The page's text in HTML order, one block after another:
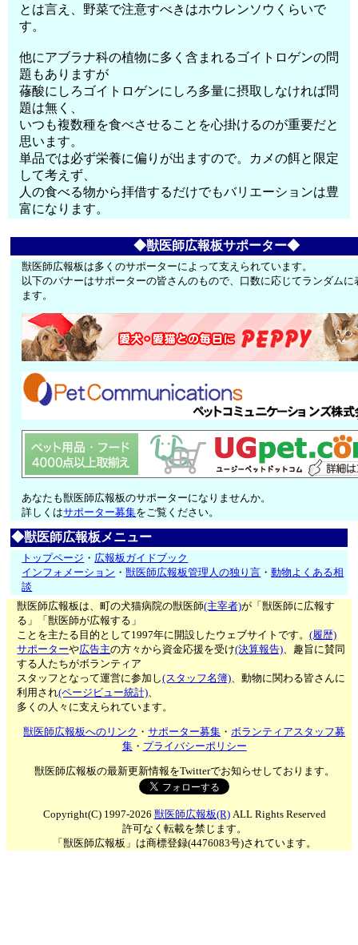
とは言え、野菜で注意すべきはホウレンソウくらいで
す。
他にアブラナ科の植物に多く含まれるゴイトロゲンの問
題もありますが
蓚酸にしろゴイトロゲンにしろ多量に摂取しなければ問
題は無く、
いつも複数種を食べさせることを心掛けるのが重要だと
思います。
単品では必ず栄養に偏りが出ますので。カメの餌と限定
して考えず、
人の食べる物から拝借するだけでもバリエーションは豊
富になります。
◆獣医師広報板サポーター◆
獣医師広報板は多くのサポーターによって支えられています。
以下のバナーはサポーターの皆さんのもので、口数に応じてランダムに
ます。
あなたも獣医師広報板のサポーターになりませんか。
詳しくはサポーター募集をご覧ください。
◆獣医師広報板メニュー
トップページ ・ 広報板ガイドブック
インフォメーション ・獣医師広報板管理人の独り言 ・動物よくある相
談
獣医師広報板は、町の犬猫病院の獣医師(主宰者)が「獣医師に広報す
る」「獣医師が広報する」
ことを主たる目的として1997年に開設したウェブサイトです。(履歴)
サポーターや広告主の方々から資金応援を受け(決算報告)、趣旨に賛同
する人たちがボランティア
スタッフとなって運営に参加し(スタッフ名簿)、動物に関わる皆さんに
利用され(ページビュー統計)、
多くの人々に支えられています。
獣医師広報板へのリンク ・サポーター募集 ・ボランティアスタッフ募
集・ プライバシーポリシー
獣医師広報板の最新更新情報をTwitterでお知らせしております。
Copyright(C) 1997-2026 獣医師広報板(R)ALL Rights Reserved
許可なく転載を禁じます。
「獣医師広報板」は商標登録(4476083号)されています。